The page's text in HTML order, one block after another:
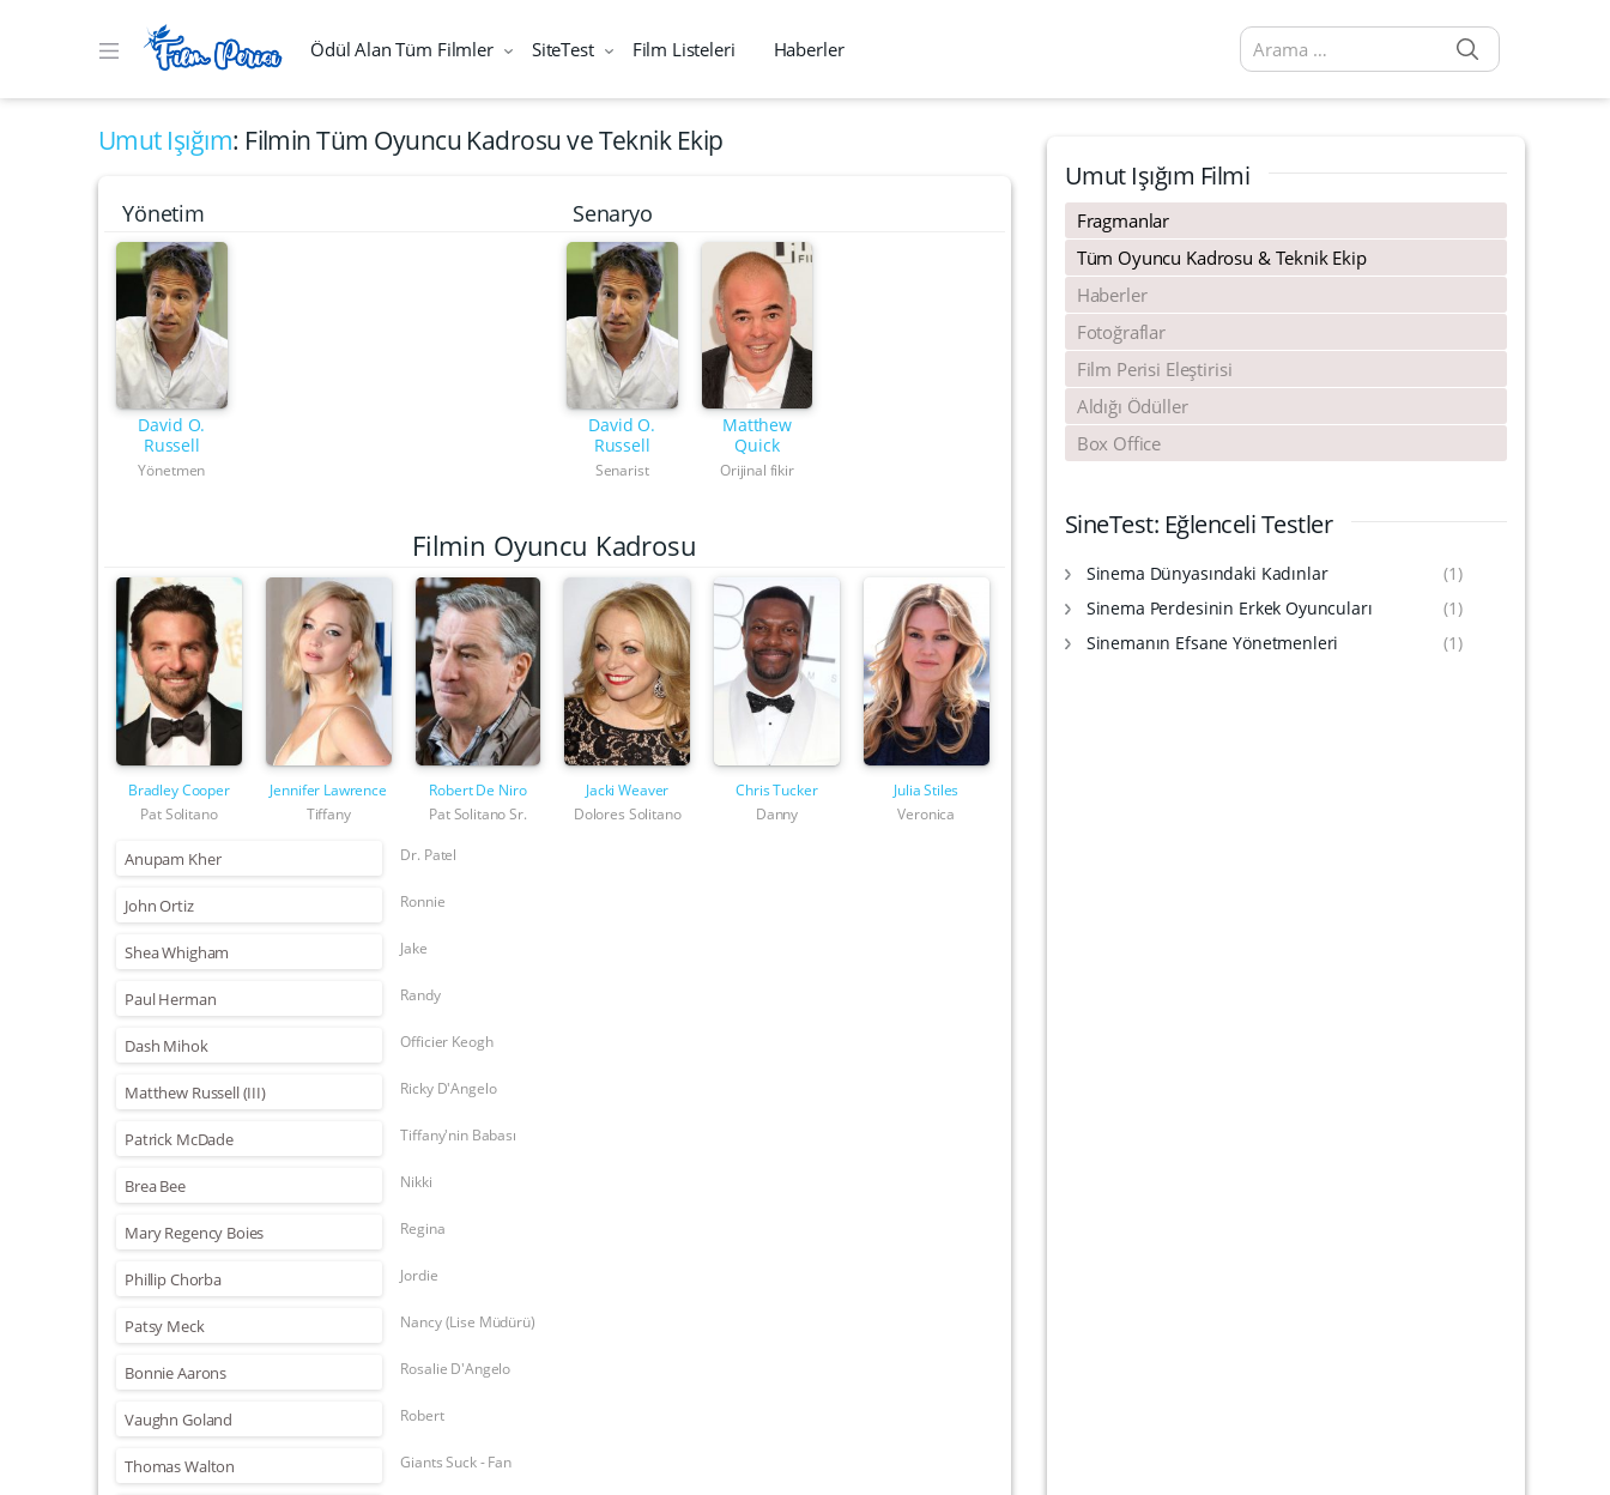
Ödül Alan Tüm Filmler SiteTest Film Listeleri Haberler
Arama sonuçları:
Umut Işığım: Filmin Tüm Oyuncu Kadrosu ve Teknik Ekip
Yönetim
David O.
Russell
Yönetmen
Senaryo
David O.
Russell
Senarist
Matthew
Quick
Orijinal fikir
Filmin Oyuncu Kadrosu
Bradley Cooper
Pat Solitano
Jennifer Lawrence
Tiffany
Robert De Niro
Pat Solitano Sr.
Jacki Weaver
Dolores Solitano
Chris Tucker
Danny
Julia Stiles
Veronica
Anupam Kher Dr. Patel
John Ortiz Ronnie
Shea Whigham Jake
Paul Herman Randy
Dash Mihok Officier Keogh
Matthew Russell (III) Ricky D'Angelo
Patrick McDade Tiffany'nin Babası
Brea Bee Nikki
Mary Regency Boies Regina
Phillip Chorba Jordie
Patsy Meck Nancy (Lise Müdürü)
Bonnie Aarons Rosalie D'Angelo
Vaughn Goland Robert
Thomas Walton Giants Suck - Fan
Umut Işığım Filmi
Fragmanlar
Tüm Oyuncu Kadrosu & Teknik Ekip
Haberler
Fotoğraflar
Film Perisi Eleştirisi
Aldığı Ödüller
Box Office
SineTest: Eğlenceli Testler
Sinema Dünyasındaki Kadınlar
(1)
Sinema Perdesinin Erkek Oyuncuları
(1)
Sinemanın Efsane Yönetmenleri
(1)